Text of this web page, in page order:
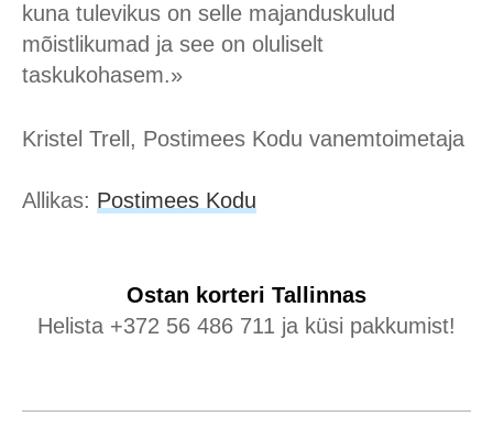
kuna tulevikus on selle majanduskulud
mõistlikumad ja see on oluliselt
taskukohasem.»
Kristel Trell, Postimees Kodu vanemtoimetaja
Allikas: Postimees Kodu
Ostan korteri Tallinnas
Helista +372 56 486 711 ja küsi pakkumist!